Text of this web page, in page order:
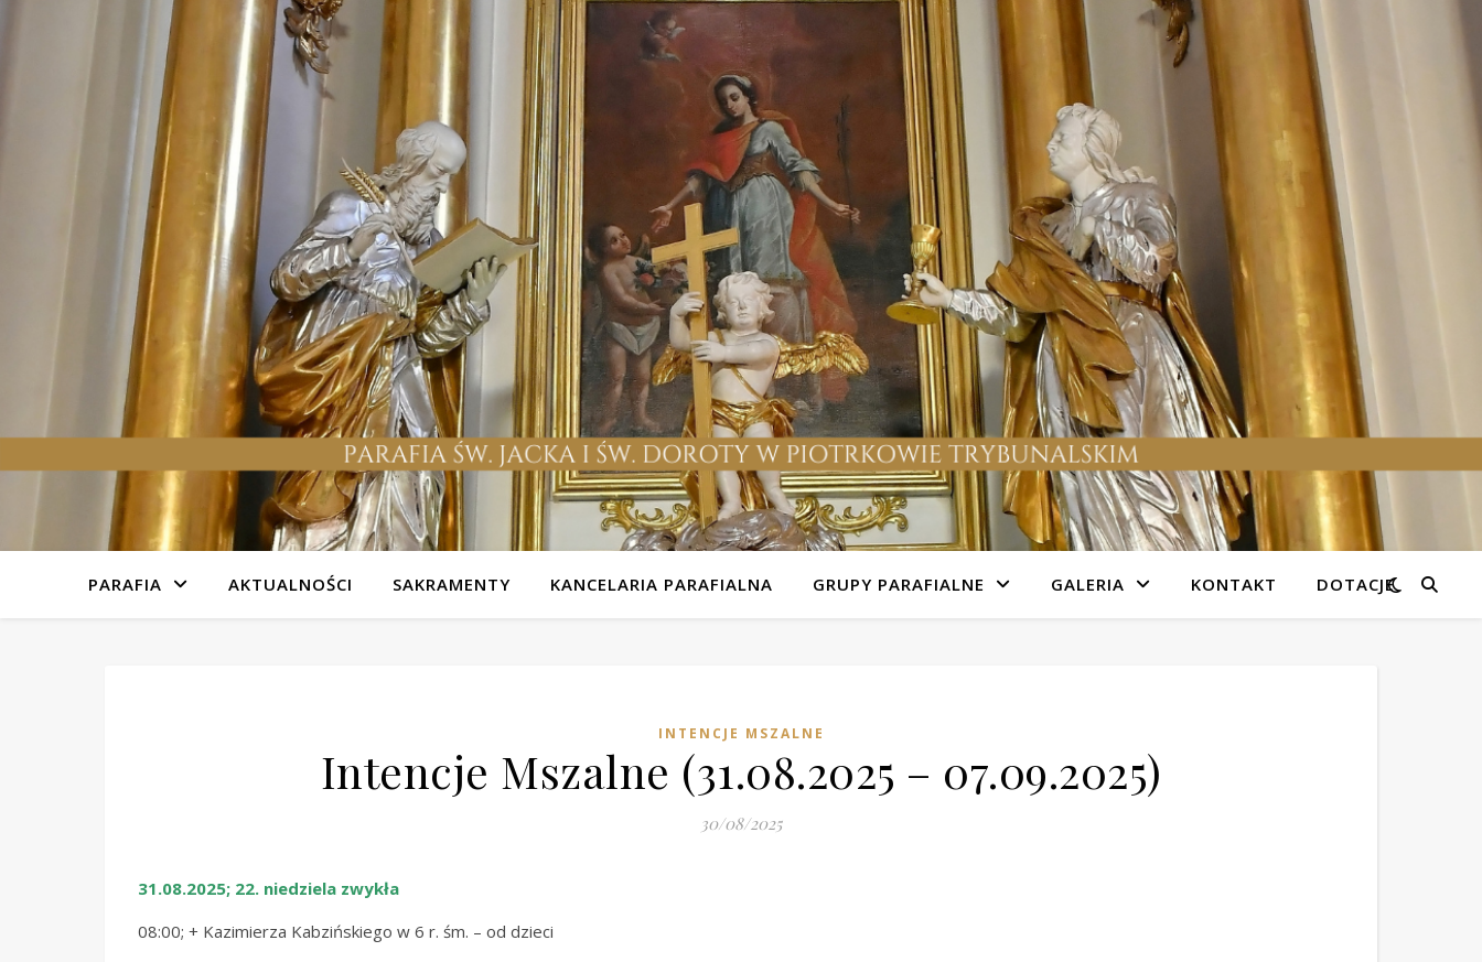
PARAFIA AKTUALNOŚCI SAKRAMENTY KANCELARIA PARAFIALNA GRUPY PARAFIALNE GALERIA KONTAKT DOTACJE
INTENCJE MSZALNE
Intencje Mszalne (31.08.2025 – 07.09.2025)
30/08/2025
31.08.2025; 22. niedziela zwykła
08:00; + Kazimierza Kabzińskiego w 6 r. śm. – od dzieci